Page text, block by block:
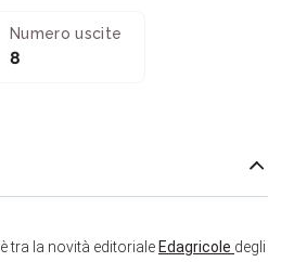
Numero uscite
8
è tra la novità editoriale Edagricole degli